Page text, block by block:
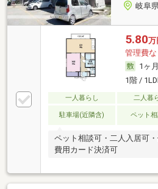
岐阜
5.80万
管理費な
1ヶ月
1階 /
一人暮らし 二人暮
駐車場(近隣含) ペット
ペット相談可・二人入居可
費用カード決済可